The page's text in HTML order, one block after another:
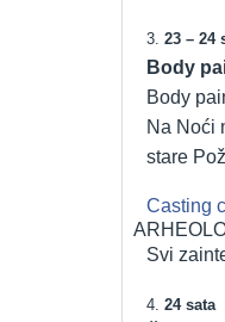
3. 23 – 24
Body
Body
Na Noći
stare
Casting
Svi
4. 24 sata